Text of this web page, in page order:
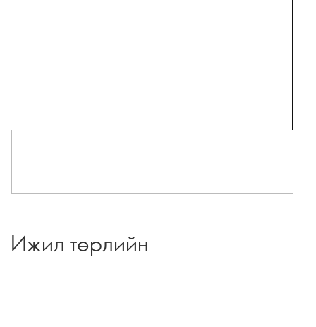
Ижил төрлийн